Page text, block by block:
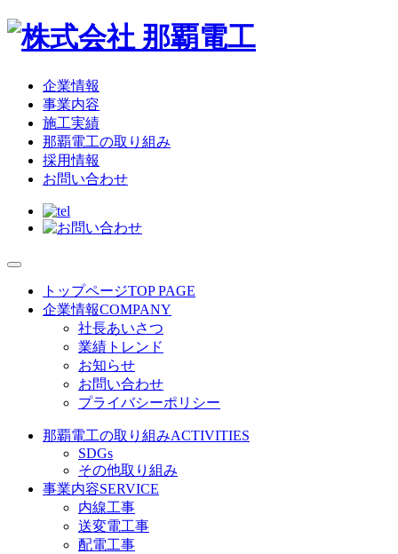
企業情報
事業内容
施工実績
那覇電工の取り組み
採用情報
お問い合わせ
トップページTOP PAGE
企業情報COMPANY
社長あいさつ
業績トレンド
お知らせ
お問い合わせ
プライバシーポリシー
那覇電工の取り組みACTIVITIES
SDGs
その他取り組み
事業内容SERVICE
内線工事
送変電工事
配電工事